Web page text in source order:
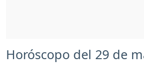
Horóscopo del 29 de